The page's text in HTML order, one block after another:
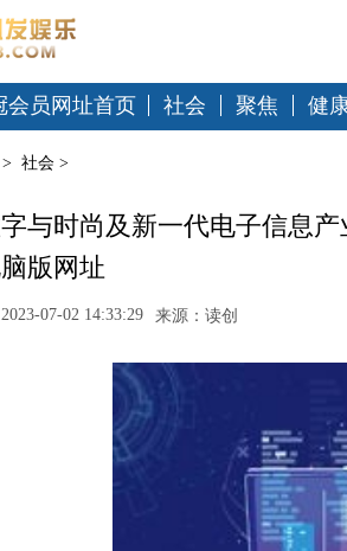
会员网址首页 社会 聚焦 健
> 社会 >
与时尚及新一代电子信息
版网址
2023-07-02 14:33:29 来源：读创